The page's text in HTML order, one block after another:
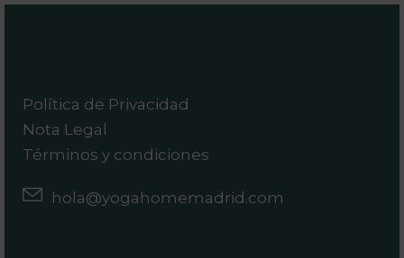
Política de Privacidad
Nota Legal
Términos y condiciones
hola@yogahomemadrid.com